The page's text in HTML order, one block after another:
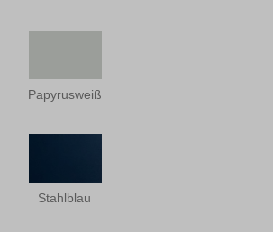
Papyrusweiß
Stahlblau